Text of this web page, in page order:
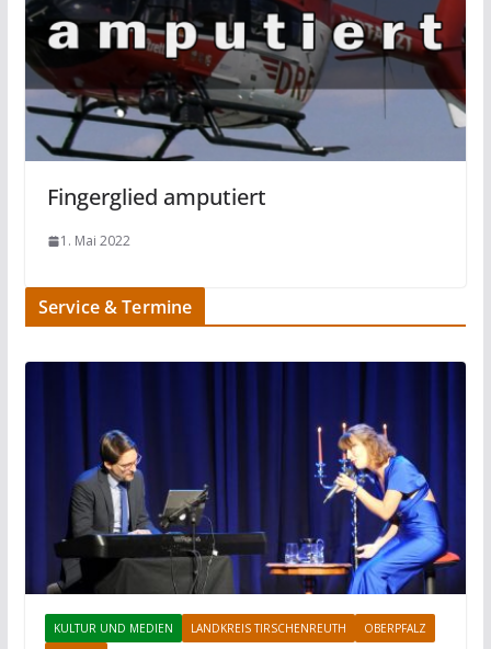
Fingerglied amputiert
1. Mai 2022
Service & Termine
KULTUR UND MEDIEN LANDKREIS TIRSCHENREUTH
OBERPFALZ